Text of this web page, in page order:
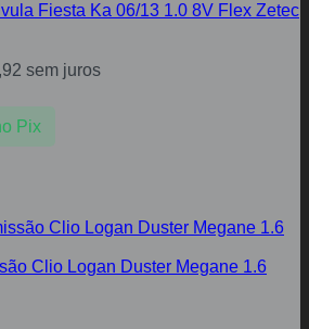
Fiesta Ka 06/13 1.0 8V Flex Zetec
sem juros
Pix
Clio Logan Duster Megane 1.6